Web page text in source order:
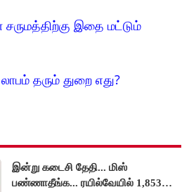
சருமத்திற்கு இதை மட்டும்
தரும் துறை எது?
இன்று கடைசி தேதி... மிஸ்
பண்ணாதீங்க... ரயில்வேயில் 1,853